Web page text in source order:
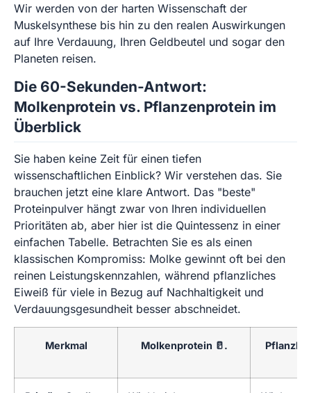
Wir werden von der harten Wissenschaft der
Muskelsynthese bis hin zu den realen Auswirkungen
auf Ihre Verdauung, Ihren Geldbeutel und sogar den
Planeten reisen.
Die 60-Sekunden-Antwort:
Molkenprotein vs. Pflanzenprotein im
Überblick
Sie haben keine Zeit für einen tiefen
wissenschaftlichen Einblick? Wir verstehen das. Sie
brauchen jetzt eine klare Antwort. Das "beste"
Proteinpulver hängt zwar von Ihren individuellen
Prioritäten ab, aber hier ist die Quintessenz in einer
einfachen Tabelle. Betrachten Sie es als einen
klassischen Kompromiss: Molke gewinnt oft bei den
reinen Leistungskennzahlen, während pflanzliches
Eiweiß für viele in Bezug auf Nachhaltigkeit und
Verdauungsgesundheit besser abschneidet.
Merkmal Molkenprotein 🥛.